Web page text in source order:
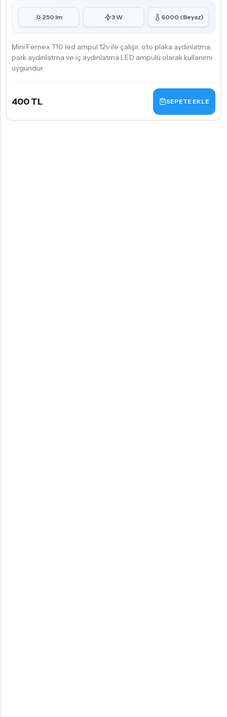
250 lm 3 W 6000 (Beyaz)
Mini Femex T10 led ampul 12v ile çalışır, oto plaka aydınlatma,
park aydınlatma ve iç aydınlatma LED ampulü olarak kullanımı
uygundur.
400 TL SEPETE EKLE